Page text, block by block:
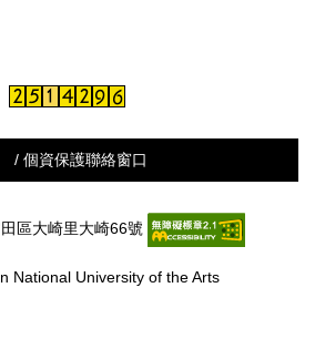
/ 個資保護聯絡窗口
區大崎里大崎66號
National University of the Arts